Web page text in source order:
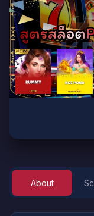
About